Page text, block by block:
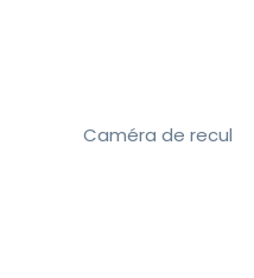
Caméra de recul